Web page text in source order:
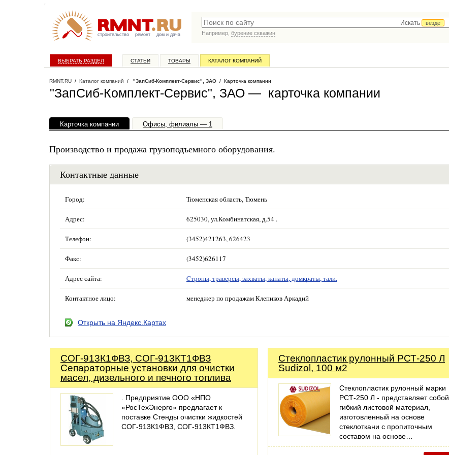
строительство ремонт дом и дача
Искать
везде
Например, бурение скважин
ВЫБРАТЬ РАЗДЕЛ СТАТЬИ ТОВАРЫ КАТАЛОГ КОМПАНИЙ
RMNT.RU / Каталог компаний / "ЗапСиб-Комплект-Сервис", ЗАО / Карточка компании
"ЗапСиб-Комплект-Сервис", ЗАО — карточка компании
Карточка компании Офисы, филиалы — 1
Производство и продажа грузоподъемного оборудования.
Контактные данные
Город: Тюменская область, Тюмень
Адрес: 625030, ул.Комбинатская, д.54 .
Телефон: (3452)421263, 626423
Факс: (3452)626117
Адрес сайта: Cтропы, траверсы, захваты, канаты, домкраты, тали.
Контактное лицо: менеджер по продажам Клепиков Аркадий
Открыть на Яндекс.Картах
СОГ-913К1ФВЗ, СОГ-913КТ1ФВЗ
Сепараторные установки для очистки
масел, дизельного и печного топлива
. Предприятие ООО «НПО
«РосТехЭнерго» предлагает к
поставке Стенды очистки жидкостей
СОГ-913К1ФВЗ, СОГ-913КТ1ФВЗ.
Стеклопластик рулонный РСТ-250 Л
Sudizol, 100 м2
Cтеклопластик рулонный марки
РСТ-250 Л - представляет собой
гибкий листовой материал,
изготовленный на основе
стеклоткани c пропиточным
составом на основе…